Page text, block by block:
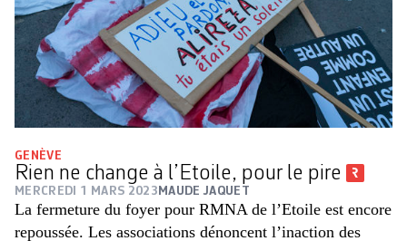
GENÈVE
Rien ne change à l’Etoile, pour le pire
MERCREDI 1 MARS 2023 MAUDE JAQUET
La fermeture du foyer pour RMNA de l’Etoile est encore
repoussée. Les associations dénoncent l’inaction des